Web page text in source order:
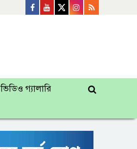
ভিডিও গ্যালারি